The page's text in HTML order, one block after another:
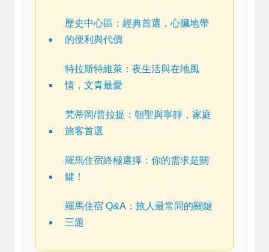
歷史中心區：經典首選，心臟地帶
的便利與代價
特拉斯特維萊：夜生活與在地風
情，文青最愛
梵蒂岡/普拉提：朝聖與寧靜，家庭
旅客首選
羅馬住宿終極選擇：你的需求是關
鍵！
羅馬住宿 Q&A：旅人最常問的關鍵
三題